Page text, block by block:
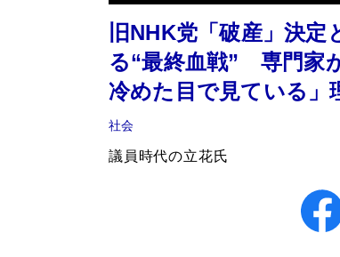
旧NHK党「破産」決
る“最終血戦” 専門家
冷めた目で見ている」
社会
議員時代の立花氏